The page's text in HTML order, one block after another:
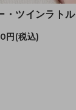
・ツインラトル
円(税込)